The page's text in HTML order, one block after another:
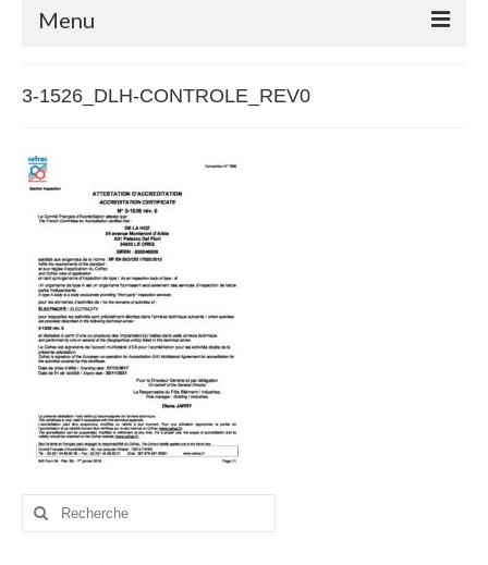
Menu
Accréditation & Agrément
Contact
3-1526_DLH-CONTROLE_REV0
Rechercher